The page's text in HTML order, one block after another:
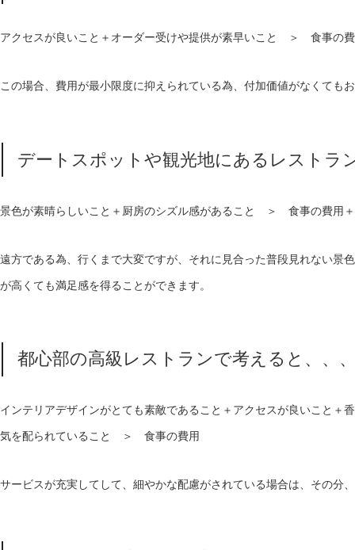
アクセスが良いこと＋オーダー受けや提供が素早いこと ＞ 食事の
この場合、費用が最小限度に抑えられている為、付加価値がなくても
デートスポットや観光地にあるレストラ
景色が素晴らしいこと＋厨房のシズル感があること ＞ 食事の費用
遠方である為、行くまで大変ですが、それに見合った普段見れない景
が高くても満足感を得ることができます。
都心部の高級レストランで考えると、、
インテリアデザインがとても素敵であること＋アクセスが良いこと＋
気を配られていること ＞ 食事の費用
サービスが充実してして、細やかな配慮がされている場合は、その分